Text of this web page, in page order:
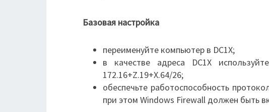
Базовая настройка
переименуйте компьютер в DC1X;
в качестве адреса DC1X
172.16+Z.19+X.64/26;
обеспечьте работоспособность
при этом Windows Firewall должен быть